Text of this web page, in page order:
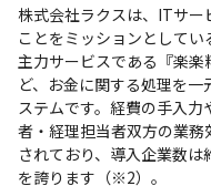
株式会社ラクスは、ITサー
ことをミッションとしてい
主力サービスである『楽
ど、お金に関する処理を
ステムです。経費の手入
者・経理担当者双方の業
されており、導入企業数
を誇ります（※2）。